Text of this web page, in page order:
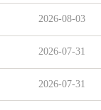
2026-08-03
2026-07-31
2026-07-31